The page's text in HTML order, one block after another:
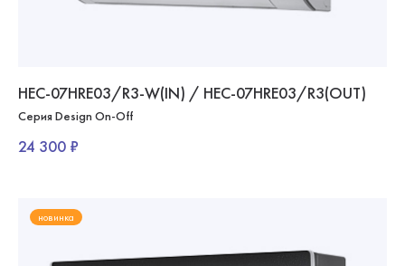
HEC-07HRE03/R3-W(IN) / HEC-07HRE03/R3(OUT)
Серия Design On-Off
24 300 ₽
новинка